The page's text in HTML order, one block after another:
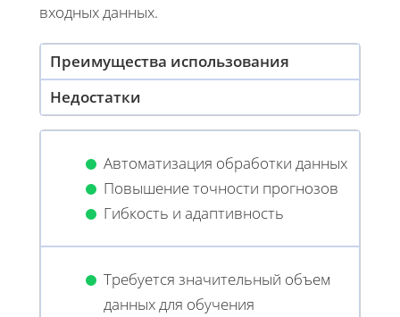
входных данных.
Преимущества использования
Недостатки
Автоматизация обработки данных
Повышение точности прогнозов
Гибкость и адаптивность
Требуется значительный объем
данных для обучения